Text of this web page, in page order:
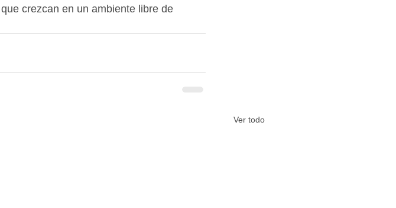
crezcan en un ambiente libre de
Ver todo